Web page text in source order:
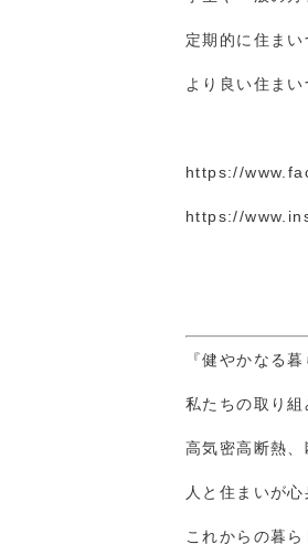
定期的に住ま
より良い住ま
https://
https://
『健やかなる
私たちの取り組
高気密高断熱
人と住まいが
これからの暮